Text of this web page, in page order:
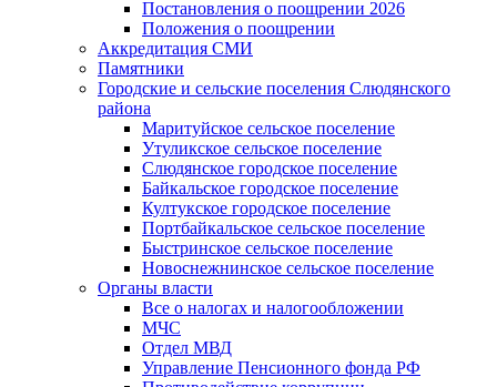
Постановления о поощрении 2026
Положения о поощрении
Аккредитация СМИ
Памятники
Городские и сельские поселения Слюдянского
района
Маритуйское сельское поселение
Утуликское сельское поселение
Слюдянское городское поселение
Байкальское городское поселение
Култукское городское поселение
Портбайкальское сельское поселение
Быстринское сельское поселение
Новоснежнинское сельское поселение
Органы власти
Все о налогах и налогообложении
МЧС
Отдел МВД
Управление Пенсионного фонда РФ